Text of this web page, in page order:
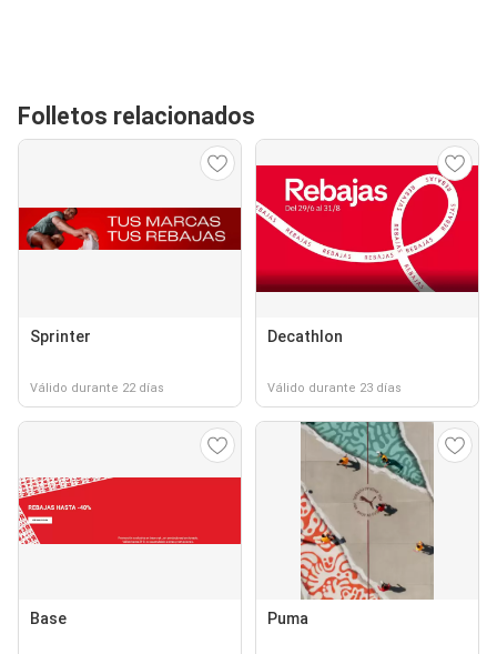
Folletos relacionados
Sprinter
Válido durante 22 días
Decathlon
Válido durante 23 días
Base Puma